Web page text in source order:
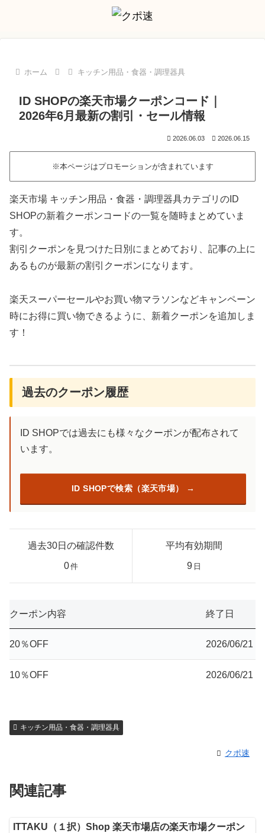
ホーム キッチン用品・食器・調理器具
ID SHOPの楽天市場クーポンコード｜
2026年6月最新の割引・セール情報
2026.06.03 2026.06.15
※本ページはプロモーションが含まれています
楽天市場 キッチン用品・食器・調理器具カテゴリのID
SHOPの新着クーポンコードの一覧を随時まとめていま
す。
割引クーポンを見つけた日別にまとめており、記事の上に
あるものが最新の割引クーポンになります。
楽天スーパーセールやお買い物マラソンなどキャンペーン
時にお得に買い物できるように、新着クーポンを追加しま
す！
過去のクーポン履歴
ID SHOPでは過去にも様々なクーポンが配布されて
います。
ID SHOPで検索（楽天市場）
過去30日の確認件数
0件
平均有効期間
9 日
クーポン内容 終了日
20％OFF 2026/06/21
10％OFF 2026/06/21
キッチン用品・食器・調理器具
クポ速
関連記事
ITTAKU（１択）Shop 楽天市場店の楽天市場クーポン